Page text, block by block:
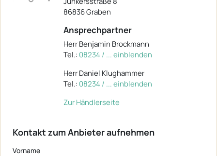
86836 Graben
Ansprechpartner
Herr Benjamin Brockmann
Tel.: 08234 / ... einblenden
Herr Daniel Klughammer
Tel.: 08234 / ... einblenden
Zur Händlerseite
Kontakt zum Anbieter aufnehmen
Vorname